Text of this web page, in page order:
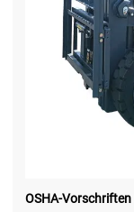
OSHA-